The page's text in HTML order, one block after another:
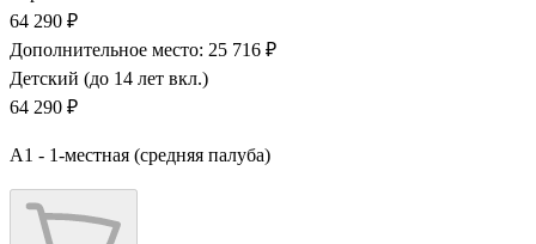
64 290 ₽
Дополнительное место: 25 716 ₽
Детский (до 14 лет вкл.)
64 290 ₽
А1 - 1-местная (средняя палуба)